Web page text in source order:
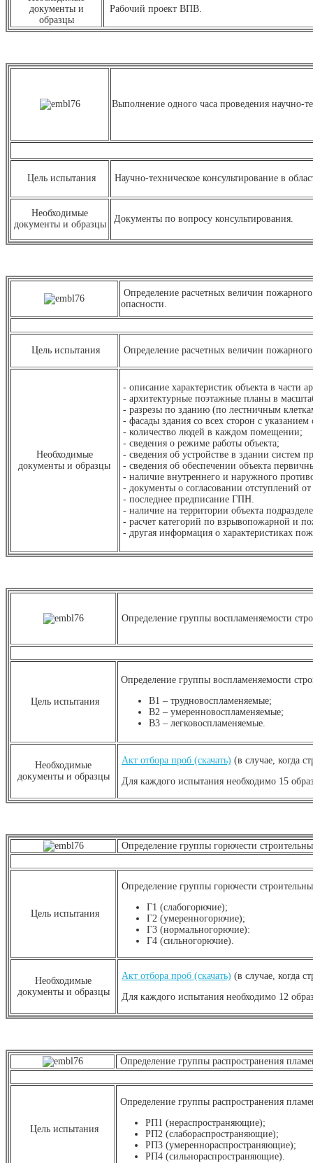
документы и
образцы
Рабочий проект ВПВ.
Выполнение одного часа проведения научно-
Цель испытания Научно-техническое консультирование в
Необходимые
документы и образцы
Документы по вопросу консультирования.
Определение расчетных величин
опасности.
Цель испытания Определение расчетных величин
Необходимые
документы и образцы
- описание характеристик объекта в
- архитектурные поэтажные планы в
- разрезы по зданию (по лестничным
- фасады здания со всех сторон с
- количество людей в каждом помещении;
- сведения о режиме работы объекта;
- сведения об устройстве в здании систем
- сведения об обеспечении объекта
- наличие внутреннего и наружного
- документы о согласовании отступлений
- последнее предписание ГПН.
- наличие на территории объекта
- расчет категорий по взрывопожарной и
- другая информация о характеристиках
Определение группы воспламеняемости
Цель испытания
Определение группы воспламеняемости
В1 – трудновоспламеняемые;
В2 – умеренновоспламеняемые;
В3 – легковоспламеняемые.
Необходимые
документы и образцы
Акт отбора проб (скачать) (в случае, когда
Для каждого испытания необходимо 15
Определение группы горючести
Цель испытания
Определение группы горючести
Г1 (слабогорючие);
Г2 (умеренногорючие);
Г3 (нормальногорючие):
Г4 (сильногорючие).
Необходимые
документы и образцы
Акт отбора проб (скачать) (в случае, когда
Для каждого испытания необходимо 12
Определение группы распространения
Цель испытания
Определение группы распространения
РП1 (нераспространяющие);
РП2 (слабораспространяющие);
РП3 (умереннораспространяющие);
РП4 (сильнораспространяющие).